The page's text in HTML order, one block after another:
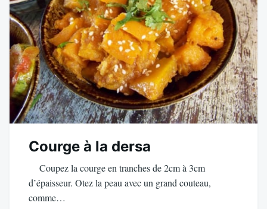
Courge à la dersa
Coupez la courge en tranches de 2cm à 3cm
d’épaisseur. Otez la peau avec un grand couteau,
comme…